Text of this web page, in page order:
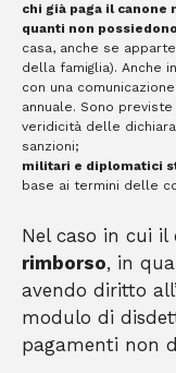
chi già paga il canone
quanti non
casa, anche se
della famiglia). Anche
con una
annuale. Sono
veridicità delle
sanzioni;
militari e diplomatici
base ai termini delle
Nel caso in cui il
rimborso, in
avendo diritto
modulo di
pagamenti non